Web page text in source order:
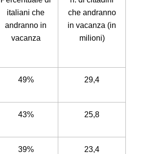
italiani che
andranno in
vacanza
che andranno
in vacanza (in
milioni)
49% 29,4
43% 25,8
39% 23,4